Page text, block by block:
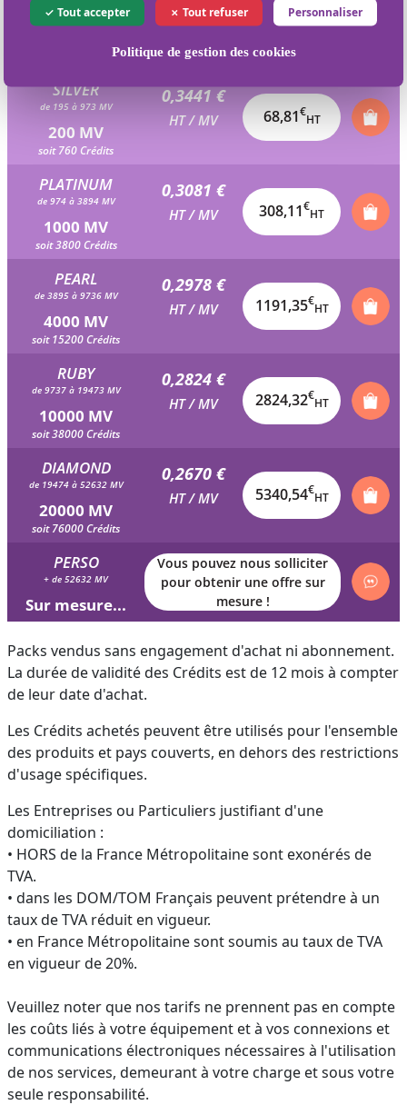
Tout accepter Tout refuser Personnaliser
Politique de gestion des cookies
de 98 à 194 MV
soit 380 Crédits
HT / MV 35,95€
HT
SILVER
de 195 à 973 MV
200 MV
soit 760 Crédits
0,3441 €
HT / MV 68,81€
HT
PLATINUM
de 974 à 3894 MV
1000 MV
soit 3800 Crédits
0,3081 €
HT / MV 308,11€
HT
PEARL
de 3895 à 9736 MV
4000 MV
soit 15200 Crédits
0,2978 €
HT / MV 1191,35€
HT
RUBY
de 9737 à 19473 MV
10000 MV
soit 38000 Crédits
0,2824 €
HT / MV 2824,32€
HT
DIAMOND
de 19474 à 52632 MV
20000 MV
soit 76000 Crédits
0,2670 €
HT / MV 5340,54€
HT
PERSO
+ de 52632 MV
Sur mesure...
Vous pouvez nous solliciter
pour obtenir une offre sur
mesure !
Packs vendus sans engagement d'achat ni abonnement.
La durée de validité des Crédits est de 12 mois à compter
de leur date d'achat.
Les Crédits achetés peuvent être utilisés pour l'ensemble
des produits et pays couverts, en dehors des restrictions
d'usage spécifiques.
Les Entreprises ou Particuliers justifiant d'une
domiciliation :
• HORS de la France Métropolitaine sont exonérés de
TVA.
• dans les DOM/TOM Français peuvent prétendre à un
taux de TVA réduit en vigueur.
• en France Métropolitaine sont soumis au taux de TVA
en vigueur de 20%.
Veuillez noter que nos tarifs ne prennent pas en compte
les coûts liés à votre équipement et à vos connexions et
communications électroniques nécessaires à l'utilisation
de nos services, demeurant à votre charge et sous votre
seule responsabilité.